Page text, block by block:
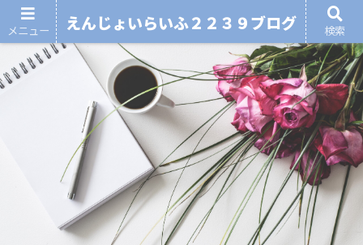
メニュー えんじょいらいふ２２３９ブログ 検索